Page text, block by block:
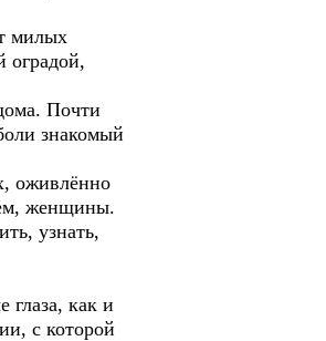
милых
оградой,
Почти
знакомый
оживлённо
женщины.
узнать,
глаза, как и
с которой